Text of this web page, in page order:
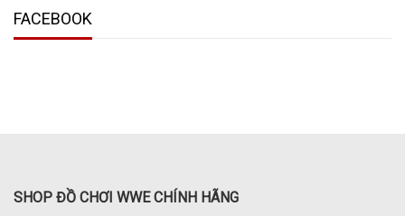
FACEBOOK
SHOP ĐỒ CHƠI WWE CHÍNH HÃNG